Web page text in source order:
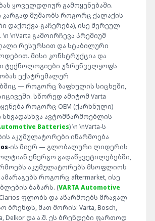
ყოველდღიურ გამოყენებაში.
მუშაობს როგორც ქალაქის
დაქოქვა-გაჩერება), ისე შერეულ
\n \nVarta გამოირჩევა პრემიუმ
რესურსით და სტაბილური
მისი კონსტრუქცია და
ტექნოლოგიები უზრუნველყოფს
ექსტრემალურ
— როგორც ზაფხულის სიცხეში,
სწორედ ამიტომ Varta
როგორც OEM (ქარხნული)
ავტომწარმოებლის
Batteries) \n \nVarta-ს
აკუმულატორები იწარმოება
-ის მიერ — გლობალური ლიდერის
ენერგო გადაწყვეტილებებში,
აკუმულატორებს მსოფლიოს
როგორც aftermarket, ისე
ბაზარს. (VARTA Automotive
ფლობს და აწარმოებს მრავალ
ბრენდს, მათ შორის: Varta, Bosch,
Delkor და ა.შ. ეს ბრენდები ფართოდ